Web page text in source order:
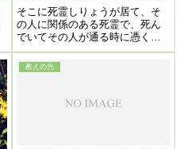
9月1日③)
そこに死霊しりょうが居て、そ
の人に関係のある死霊で、死ん
でいてその人が通る時に憑くの
です。そういう時に祝詞を奏げ
てやると良いです
教えの光